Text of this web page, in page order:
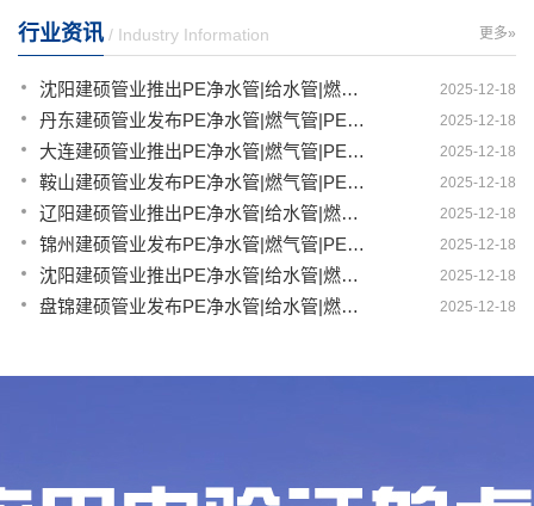
更多»
行业资讯 / Industry Information
2025-12-18
沈阳建硕管业推出PE净水管|给水管|燃气管|PERT供热管|电力护套管一体化智造解决方案
2025-12-18
丹东建硕管业发布PE净水管|燃气管|PERT供热管|电力护套管|农田灌溉管智能生产新范式
2025-12-18
大连建硕管业推出PE净水管|燃气管|PERT供热管|电力护套管|农田灌溉管融合智造新生态
2025-12-18
鞍山建硕管业发布PE净水管|燃气管|PERT供热管|电力护套管|农田灌溉管全链路应用新方案
2025-12-18
辽阳建硕管业推出PE净水管|给水管|燃气管|PERT供热管|电力护套管多维融合智造平台
2025-12-18
锦州建硕管业发布PE净水管|燃气管|PERT供热管|电力护套管|农田灌溉管智慧应用生态体系
2025-12-18
沈阳建硕管业推出PE净水管|给水管|燃气管|PERT供热管|电力护套管一体化智造方案
2025-12-18
盘锦建硕管业发布PE净水管|给水管|燃气管|PERT供热管|电力护套管智慧生产新范式